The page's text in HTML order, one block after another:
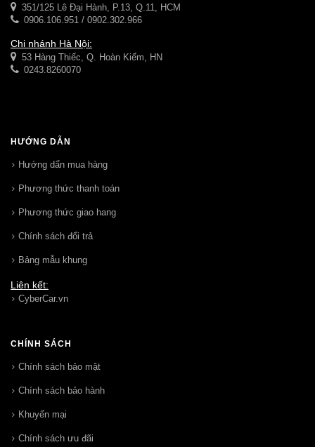
351/125 Lê Đại Hành, P.13, Q.11, HCM
0906.106.951 / 0902.302.966
Chi nhánh Hà Nội:
53 Hàng Thiếc, Q. Hoàn Kiếm, HN
0243.8260070
HƯỚNG DẪN
Hướng dẩn mua hàng
Phương thức thanh toán
Phương thức giao hang
Chính sách đổi trả
Bảng mẫu khung
Liên kết:
CyberCar.vn
CHÍNH SÁCH
Chính sách bảo mật
Chính sách bảo hành
Khuyến mại
Chính sách ưu đãi